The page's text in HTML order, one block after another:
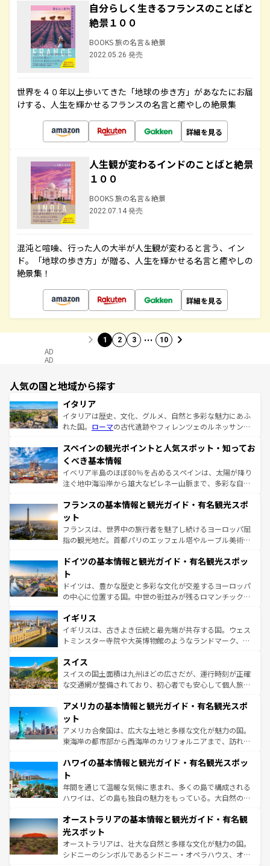
自分らしく生きるフランスのことばと
絶景１００
BOOKS 旅の名言＆絶景
2022.05.26 発売
世界を４０年以上歩いてきた「地球の歩き方」があなたにお届
けする、人生を輝かせるフランスの名言と癒やしの絶景集
詳細を見る
人生観が変わるインドのことばと絶景
１００
BOOKS 旅の名言＆絶景
2022.07.14 発売
混沌と喧噪、行った人の大半が人生観が変わると言う、イン
ド。「地球の歩き方」が贈る、人生を輝かせる名言と癒やしの
絶景集！
詳細を見る
1 2 3 … 10
AD
AD
人気の国と地域から探す
イタリア
イタリアは歴史、文化、グルメ、自然と多彩な魅力にあふ
れた国。 ローマの古代遺跡やフィレンツェのルネッサンス
ろん、トスカーナの美しい田園風景やアマルフィ海岸の絶
景など、自然景観も見逃せない。観光の合間には、本場の
ピザやパスタなど、絶品のイタリア料理を堪能することも
できる。朝目覚めてから夜眠るまで、すべての瞬間を楽し
なお、新着のイタリア情報はコンテンツ一覧を参照してほ
しい。
スペインの観光ポイントと人気スポット・知ってお
くべき基本情報
イベリア半島のほぼ80％を占めるスペインは、太陽が降り
注ぐ地中海沿岸から雄大なピレネー山脈まで、多彩な自然
文化が根付くこの国では、情熱的なフラメンコ、熱気あふ
れる闘牛、そして美味しいタパスが生活の一部となってい
る。首都マドリードの洗練された雰囲気や、バルセロナの
アートに溢れた街角から、地方では古代ローマ遺跡や中世
せる。地方によって風土や気候が異なるスペインはその個
ンテンツ一覧 を参照してほしい。
フランスの基本情報と観光ガイド・有名観光スポ
ット
フランスは、世界中の旅行者を魅了し続けるヨーロッパ屈
指の観光地だ。首都パリのエッフェル塔やルーブル美術館
で、幅広い魅力が詰まっている。華麗な宮殿、歴史的な大
聖堂、美しいビーチ、そして豊かな自然が、訪れる者を心
から魅了する。また、フランスは美食の国としても知ら
れ、フランス料理はユネスコ無形文化遺産にも登録されて
香り高いラベンダー畑など、多彩な楽しみ方が可能だ。さ
らに、パリ以外の地域にも魅力が溢れており、どの街角に
も豊かな歴史と文化が息づいている。パリ以外の個性あふ
を参照してほしい。
ドイツの基本情報と観光ガイド・有名観光スポッ
ト
ドイツは、豊かな歴史と多彩な文化が交差するヨーロッパ
の中心に位置する国。中世の街並みが残るロマンチック街
顔を持つこの国は、どこを歩いても飽きることがない。ベ
ルリンの文化的活気、バイエルン州のアルプスの絶景、そ
してライン川沿いのワイン畑といった風景は必見。ビール
は、お酒好きな人にはぜひ体験してほしい。 なお、新着の
ドイツ情報はコンテンツ一覧を参照してほしい。
イギリス
イギリスは、古きよき伝統と最先端が共存する国。ウェス
トミンスター寺院や大英博物館のようなランドマーク、歴
リアごとに異なる魅力がある。また、優雅なアフタヌーン
ティー、ビール好きにはたまらない英国パブ、サッカー観
戦など、本場だからこそできる体験も豊富。イギリスを旅
ンツ一覧を参照してほしい。
スイス
スイスの国土面積は九州ほどの広さだが、運行時刻が正確
な交通網が整備されており、初心者でも安心して個人旅行
の建物がそのまま残る町や、スイスならではのユニークな
博物館もあり、アルプス観光だけでなく町歩きも満喫する
ことができる。国民の所得が高いため物価も高いが、旅行
者向けの交通パス提供のサービスもあり、うまく活用すれ
着のスイス情報はコンテンツ一覧を参照してほしい。
アメリカの基本情報と観光ガイド・有名観光スポ
ット
アメリカ合衆国は、広大な土地と多様な文化が魅力の国。
東海岸の都市部から西海岸のカリフォルニアまで、訪れる
のような巨大都市は、観光、ショッピング、エンターテイ
ンメントが詰まった刺激的なスポットだ。一方、アメリカ
西部には大自然が広がり、グランドキャニオンやイエロー
ストーン国立公園といった絶景が堪能できる。さらに、南
文化が魅力。旅行者はアメリカの各地域で異なる魅力を楽
しみながら、その多様性と豊かな歴史を感じることができ
るだろう。車でのロードトリップや列車の旅も、アメリカ
ならではの贅沢な旅のスタイルだ。 なお、新着のアメリカ
情報は コンテンツ一覧 を参照してほしい。
ハワイの基本情報と観光ガイド・有名観光スポッ
ト
年間を通じて温暖な気候に恵まれ、多くの島で構成される
ハワイは、どの島も独自の魅力をもっている。大自然の神
ワイ島は見逃せない。また、定番の観光地といえばオアフ
島だが、静かな自然を求めるならマウイ島やカウアイ島が
おすすめ。エメラルドグリーンに輝く海をはじめ、豊かな
文化や歴史が息づいている。「アロハスピリット」と呼ば
オーストラリアの基本情報と観光ガイド・有名観
光スポット
オーストラリアは、壮大な自然と多様な文化が魅力の国。
シドニーのシンボルであるシドニー・オペラハウス、オー